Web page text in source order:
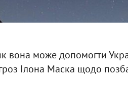
вона може допомогти
Ілона Маска щодо